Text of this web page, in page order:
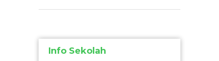
Info Sekolah